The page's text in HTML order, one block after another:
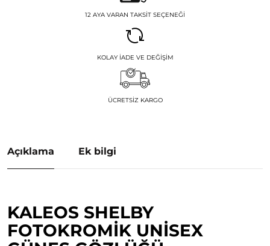
12 AYA VARAN TAKSIT SEÇENEĞI
KOLAY İADE VE DEĞIŞIM
ÜCRETSIZ KARGO
Açıklama Ek bilgi
KALEOS SHELBY
FOTOKROMIK UNISEX